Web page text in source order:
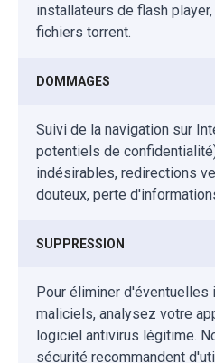
installateurs de flash
fichiers torrent.
DOMMAGES
Suivi de la navigation sur
potentiels de
indésirables, redirections
douteux, perte
SUPPRESSION
Pour éliminer d'éventuelles
maliciels, analysez votre
logiciel antivirus légitime.
sécurité recommandent